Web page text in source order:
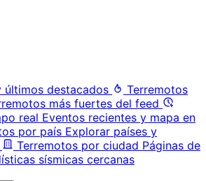
últimos destacados
Terremotos
más fuertes del feed
real Eventos recientes y mapa en
por país Explorar países y
Terremotos por ciudad Páginas de
sísmicas cercanas